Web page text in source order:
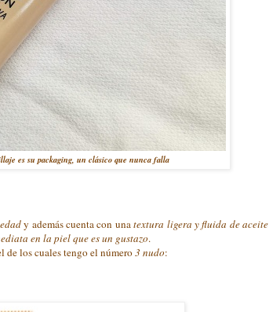
es su packaging, un clásico que nunca falla
y además cuenta con unatextura ligera y fluida de aceite
en la piel que es un gustazo.
de los cuales tengo el número3 nudo: